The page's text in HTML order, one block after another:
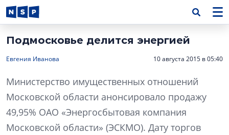
Подмосковье делится энергией
Евгения Иванова 10 августа 2015 в 05:40
Министерство имущественных отношений
Московской области анонсировало продажу
49,95% ОАО «Энергосбытовая компания
Московской области» (ЭСКМО). Дату торгов